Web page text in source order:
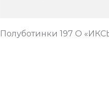
Полуботинки 197 О